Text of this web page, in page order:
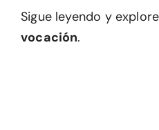
Sigue leyendo y
vocación.